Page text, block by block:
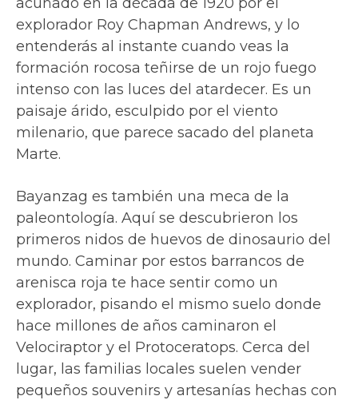
explorador Roy Chapman Andrews, y lo
entenderás al instante cuando veas la
formación rocosa teñirse de un rojo fuego
intenso con las luces del atardecer. Es un
paisaje árido, esculpido por el viento
milenario, que parece sacado del planeta
Marte.
Bayanzag es también una meca de la
paleontología. Aquí se descubrieron los
primeros nidos de huevos de dinosaurio del
mundo. Caminar por estos barrancos de
arenisca roja te hace sentir como un
explorador, pisando el mismo suelo donde
hace millones de años caminaron el
Velociraptor y el Protoceratops. Cerca del
lugar, las familias locales suelen vender
pequeños souvenirs y artesanías hechas con